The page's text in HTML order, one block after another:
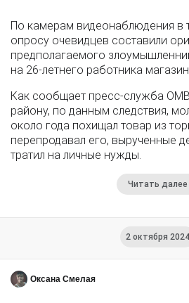
По камерам видеонаблюдения в
опросу очевидцев составили
предполагаемого
на 26-летнего работника
Как сообщает пресс-служба
району, по данным следствия,
около года похищал товар из
перепродавал его, вырученные
тратил на личные нужды.
Читать далее
2 октября 2024
Оксана Смелая